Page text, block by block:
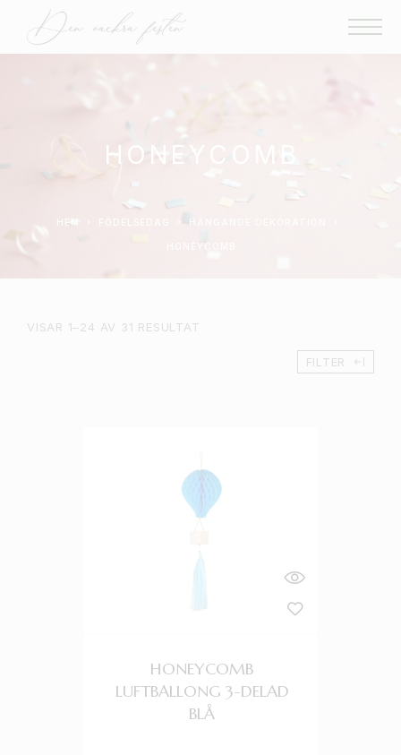
HONEYCOMB
HEM
HONEYCOMB
VISAR 1–24 AV 31 RESULTAT
FILTER
HONEYCOMB
LUFTBALLONG 3-DELAD
BLÅ